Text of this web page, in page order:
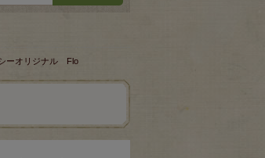
ーオリジナル Flo